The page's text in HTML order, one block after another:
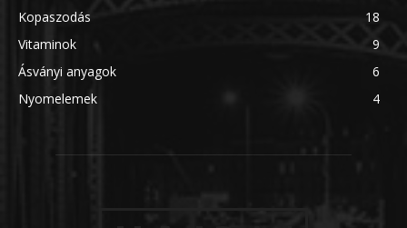
Kopaszodás
18
Vitaminok
9
Ásványi anyagok
6
Nyomelemek
4